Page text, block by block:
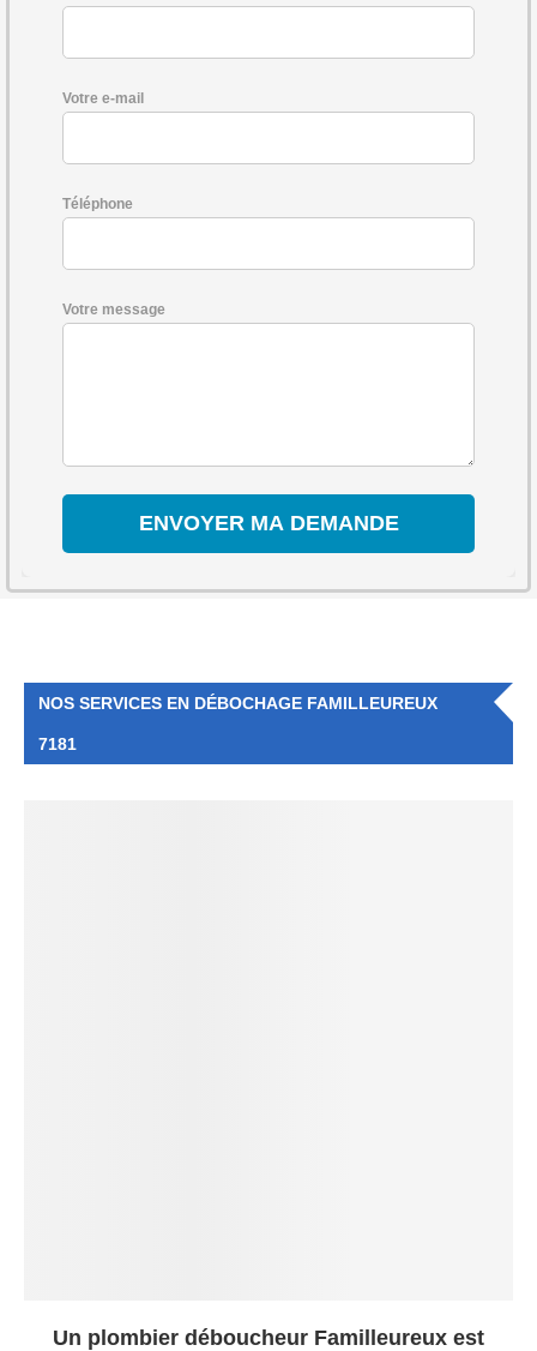
Votre e-mail
Téléphone
Votre message
NOS SERVICES EN DÉBOCHAGE FAMILLEUREUX
7181
Un plombier déboucheur Familleureux est